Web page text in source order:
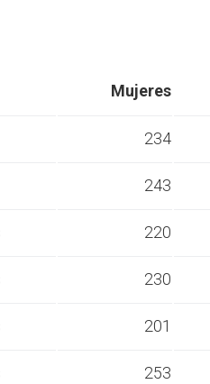
Mujeres
234
243
220
230
201
253